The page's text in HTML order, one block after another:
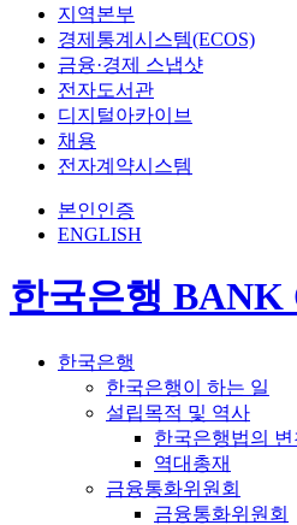
지역본부
경제통계시스템(ECOS)
금융·경제 스냅샷
전자도서관
디지털아카이브
채용
전자계약시스템
본인인증
ENGLISH
한국은행
한국은행
한국은행이 하는 일
설립목적 및 역사
한국은행법의 변
역대총재
금융통화위원회
금융통화위원회